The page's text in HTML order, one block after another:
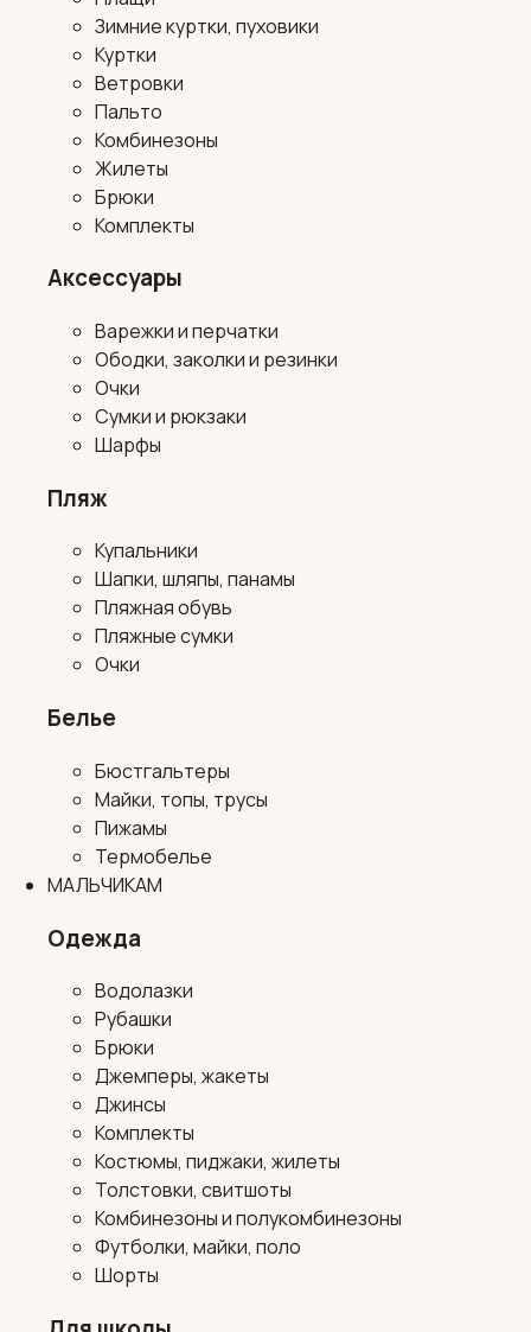
Зимние куртки, пуховики
Куртки
Ветровки
Пальто
Комбинезоны
Жилеты
Брюки
Комплекты
Аксессуары
Варежки и перчатки
Ободки, заколки и резинки
Очки
Сумки и рюкзаки
Шарфы
Пляж
Купальники
Шапки, шляпы, панамы
Пляжная обувь
Пляжные сумки
Очки
Белье
Бюстгальтеры
Майки, топы, трусы
Пижамы
Термобелье
МАЛЬЧИКАМ
Одежда
Водолазки
Рубашки
Брюки
Джемперы, жакеты
Джинсы
Комплекты
Костюмы, пиджаки, жилеты
Толстовки, свитшоты
Комбинезоны и полукомбинезоны
Футболки, майки, поло
Шорты